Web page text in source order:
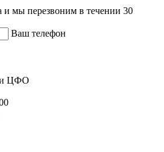
и мы перезвоним в течении 30
Ваш телефон
и ЦФО